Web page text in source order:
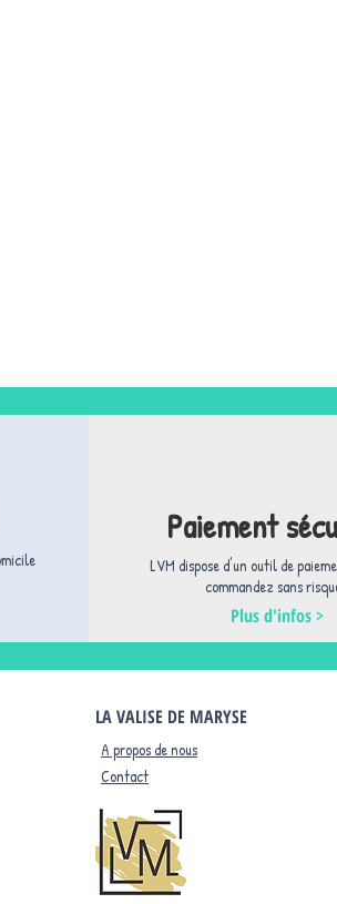
Paiement
LVM dispose d'un outil de
commandez sans
Plus d'infos >
LA VALISE DE MARYSE
A propos de nous
Contact